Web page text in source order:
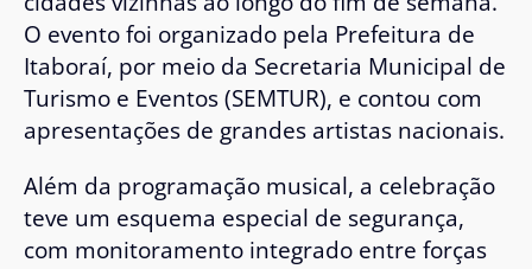
O evento foi organizado pela Prefeitura de
Itaboraí, por meio da Secretaria Municipal de
Turismo e Eventos (SEMTUR), e contou com
apresentações de grandes artistas nacionais.
Além da programação musical, a celebração
teve um esquema especial de segurança,
com monitoramento integrado entre forças